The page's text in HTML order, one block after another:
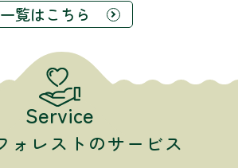
一覧はこちら
Service
ォレストのサービス